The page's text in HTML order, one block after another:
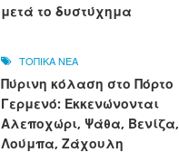
μετά το δυστύχημα
ΤΟΠΙΚΑ ΝΕΑ
Πύρινη κόλαση στο Πόρτο
Γερμενό: Εκκενώνονται
Αλεποχώρι, Ψάθα, Βενίζα,
Λούμπα, Ζάχουλη